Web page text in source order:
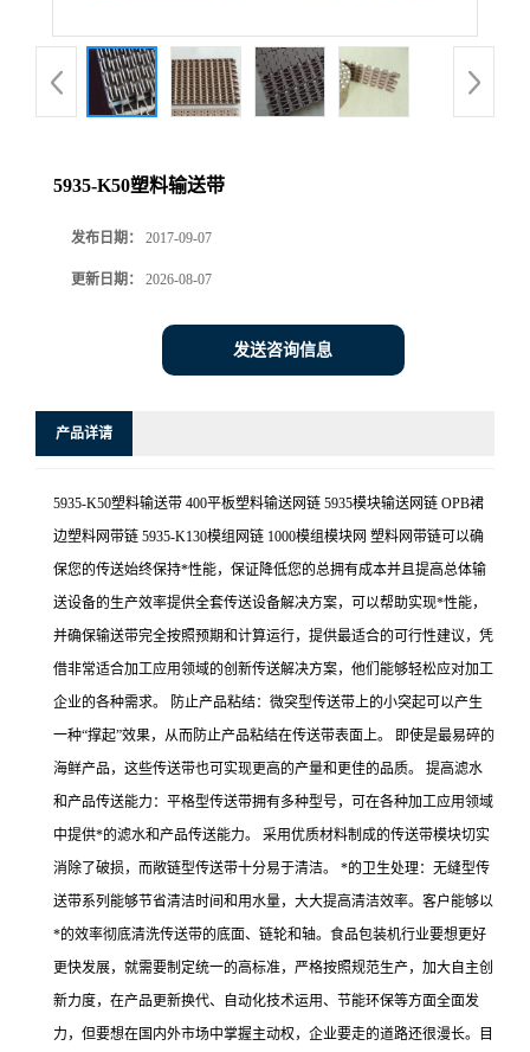
5935-K50塑料输送带
发布日期： 2017-09-07
更新日期： 2026-08-07
发送咨询信息
产品详请
5935-K50塑料输送带 400平板塑料输送网链 5935模块输送网链 OPB裙
边塑料网带链 5935-K130模组网链 1000模组模块网 塑料网带链可以确
保您的传送始终保持*性能，保证降低您的总拥有成本并且提高总体输
送设备的生产效率提供全套传送设备解决方案，可以帮助实现*性能，
并确保输送带完全按照预期和计算运行，提供最适合的可行性建议，凭
借非常适合加工应用领域的创新传送解决方案，他们能够轻松应对加工
企业的各种需求。 防止产品粘结：微突型传送带上的小突起可以产生
一种“撑起”效果，从而防止产品粘结在传送带表面上。 即使是最易碎的
海鲜产品，这些传送带也可实现更高的产量和更佳的品质。 提高滤水
和产品传送能力：平格型传送带拥有多种型号，可在各种加工应用领域
中提供*的滤水和产品传送能力。 采用优质材料制成的传送带模块切实
消除了破损，而敞链型传送带十分易于清洁。 *的卫生处理：无缝型传
送带系列能够节省清洁时间和用水量，大大提高清洁效率。客户能够以
*的效率彻底清洗传送带的底面、链轮和轴。食品包装机行业要想更好
更快发展，就需要制定统一的高标准，严格按照规范生产，加大自主创
新力度，在产品更新换代、自动化技术运用、节能环保等方面全面发
力，但要想在国内外市场中掌握主动权，企业要走的道路还很漫长。目